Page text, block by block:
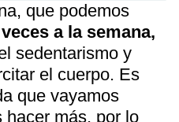
que podemos
a la semana,
sedentarismo y
el cuerpo. Es
que vayamos
hacer más, por lo